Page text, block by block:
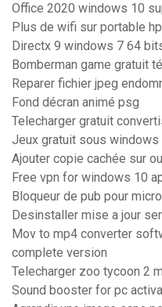
Office 2020 windows 10
Plus de wifi sur portable hp
Directx 9 windows 7 64
Bomberman game gratuit
Reparer fichier jpeg
Fond décran animé psg
Telecharger gratuit
Jeux gratuit sous windows
Ajouter copie cachée sur
Free vpn for windows 10
Bloqueur de pub pour
Desinstaller mise a jour
Mov to mp4 converter
complete version
Telecharger zoo tycoon 2
Sound booster for pc